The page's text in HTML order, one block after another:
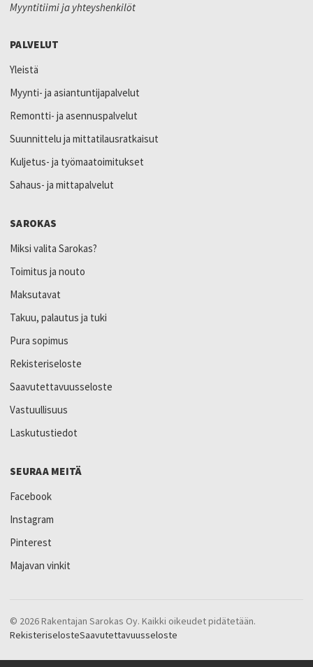
Myyntitiimi ja yhteyshenkilöt
PALVELUT
Yleistä
Myynti- ja asiantuntijapalvelut
Remontti- ja asennuspalvelut
Suunnittelu ja mittatilausratkaisut
Kuljetus- ja työmaatoimitukset
Sahaus- ja mittapalvelut
SAROKAS
Miksi valita Sarokas?
Toimitus ja nouto
Maksutavat
Takuu, palautus ja tuki
Pura sopimus
Rekisteriseloste
Saavutettavuusseloste
Vastuullisuus
Laskutustiedot
SEURAA MEITÄ
Facebook
Instagram
Pinterest
Majavan vinkit
© 2026 Rakentajan Sarokas Oy. Kaikki oikeudet pidätetään.
RekisteriselosteSaavutettavuusseloste